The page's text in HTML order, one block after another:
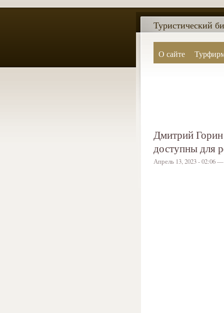
О сайте
Туристический
Дмитрий Горин
доступны для
Апрель 13, 2023 - 02:06 —